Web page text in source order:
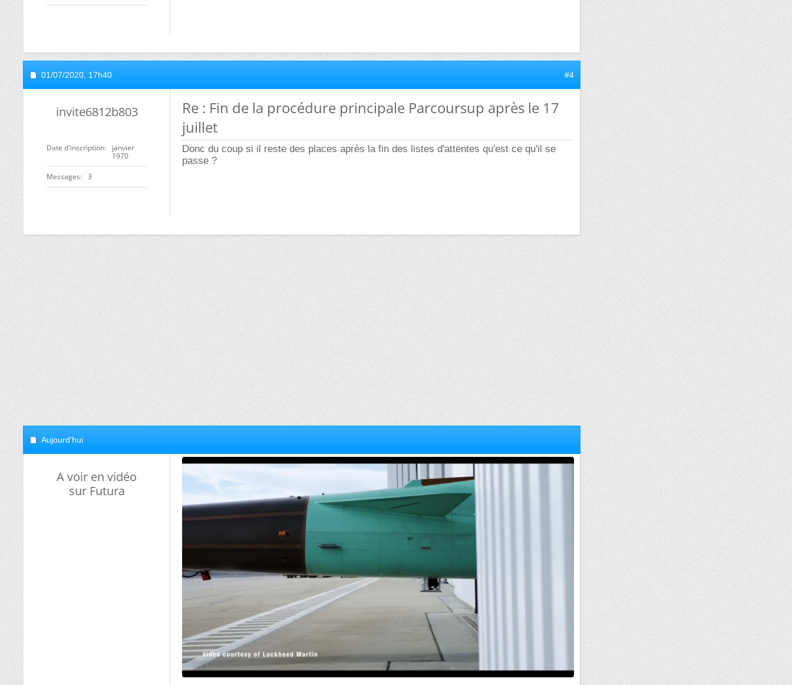
01/07/2020, 17h40 #4
invite6812b803
Date d'inscription
janvier
1970
Messages 3
Re : Fin de la procédure principale Parcoursup après le 17
juillet
Donc du coup si il reste des places après la fin des listes d'attentes qu'est ce qu'il se
passe ?
Aujourd'hui
A voir en vidéo
sur Futura